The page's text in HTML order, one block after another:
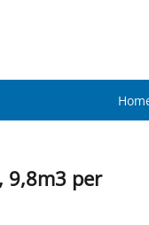
9,8m3 per